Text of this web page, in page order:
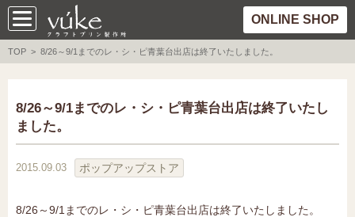
ONLINE SHOP
TOP > 8/26～9/1までのレ・シ・ピ青葉台出店は終了いたしました。
8/26～9/1までのレ・シ・ピ青葉台出店は終了いたし
ました。
2015.09.03 ポップアップストア
8/26～9/1までのレ・シ・ピ青葉台出店は終了いたしました。